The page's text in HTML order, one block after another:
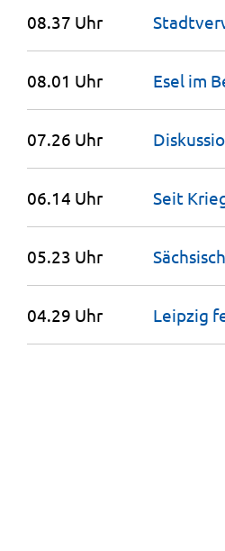
08.37 Uhr
08.01 Uhr Esel im
07.26 Uhr
06.14 Uhr Seit
05.23 Uhr
04.29 Uhr Leipzig